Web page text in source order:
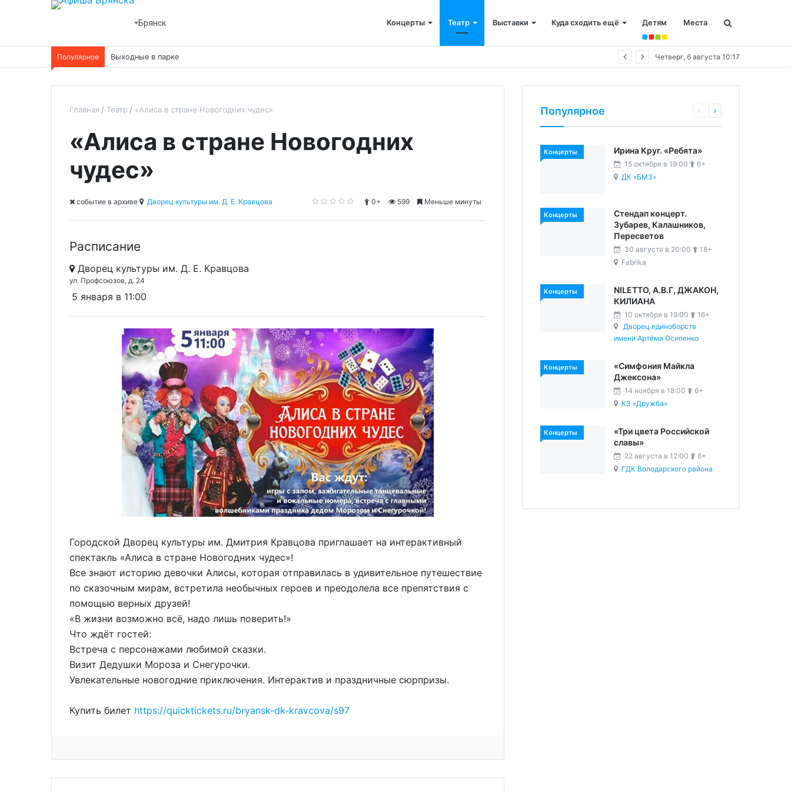
Брянск Концерты Театр Выставки Куда сходить ещё Детям Места
Популярное Выходные в парке Четверг, 6 августа 10:17
Главная Театр «Алиса в стране Новогодних чудес»
«Алиса в стране Новогодних
чудес»
cобытие в архиве Дворец культуры им. Д. Е. Кравцова 0+ 599 Меньше минуты
Расписание
Дворец культуры им. Д. Е. Кравцова
ул. Профсоюзов, д. 24
5 января в 11:00
Городской Дворец культуры им. Дмитрия Кравцова приглашает на интерактивный
спектакль «Алиса в стране Новогодних чудес»!
Все знают историю девочки Алисы, которая отправилась в удивительное путешествие
по сказочным мирам, встретила необычных героев и преодолела все препятствия с
помощью верных друзей!
«В жизни возможно всё, надо лишь поверить!»
Что ждёт гостей:
Встреча с персонажами любимой сказки.
Визит Дедушки Мороза и Снегурочки.
Увлекательные новогодние приключения. Интерактив и праздничные сюрпризы.
Купить билет https://quicktickets.ru/bryansk-dk-kravcova/s97
Популярное
Концерты Ирина Круг. «Ребята»
15 октября в 19:00
6+
ДК «БМЗ»
Концерты
Стендап концерт.
Зубарев, Калашников,
Пересветов
30 августа в 20:00
18+
Fabrika
Концерты
NILETTO, А.В.Г, ДЖАКОН,
КИЛИАНА
10 октября в 19:00
16+
Дворец единоборств
имени Артёма Осипенко
Концерты
«Симфония Майкла
Джексона»
14 ноября в 18:00
6+
КЗ «Дружба»
Концерты
«Три цвета Российской
славы»
22 августа в 12:00
6+
ГДК Володарского района